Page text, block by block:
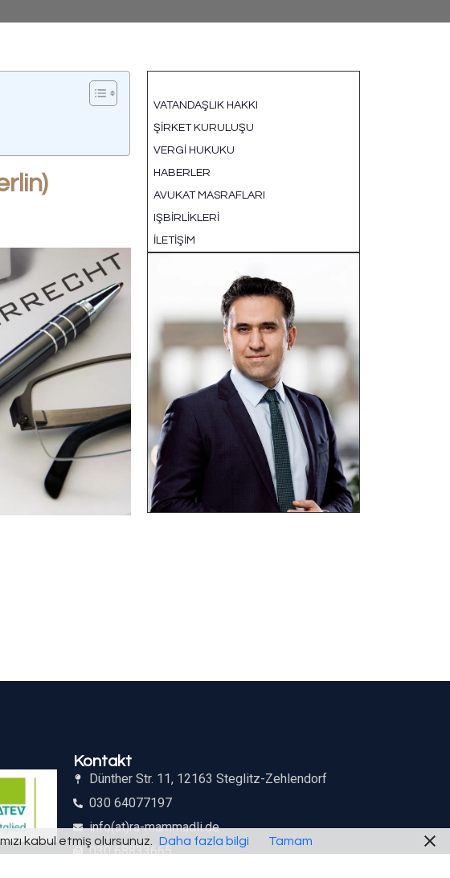
VATANDAŞLIK HAKKI
ŞIRKET KURULUŞU
VERGI HUKUKU
HABERLER
AVUKAT MASRAFLARI
IŞBIRLIKLERI
İLETIŞIM
Kontakt
Dünther Str. 11, 12163 Steglitz-Zehlendorf
030 64077197
info(at)ra-mammadli.de
030 68833665
kabul etmiş olursunuz. Daha fazla bilgi Tamam